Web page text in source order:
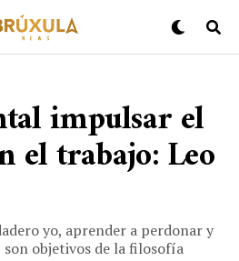
impulsar el
el trabajo: Leo
yo, aprender a perdonar y
objetivos de la filosofía